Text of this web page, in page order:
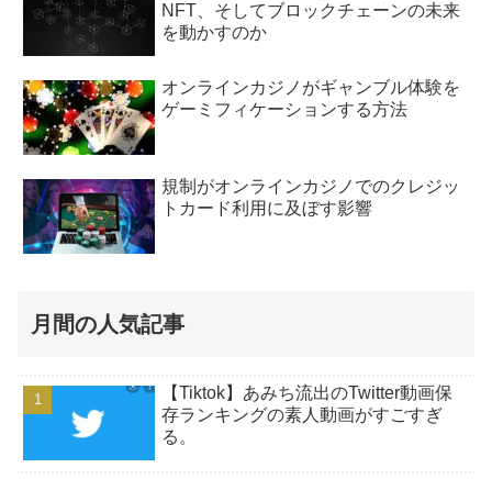
NFT、そしてブロックチェーンの未来
を動かすのか
オンラインカジノがギャンブル体験を
ゲーミフィケーションする方法
規制がオンラインカジノでのクレジッ
トカード利用に及ぼす影響
月間の人気記事
【Tiktok】あみち流出のTwitter動画保
存ランキングの素人動画がすごすぎ
る。